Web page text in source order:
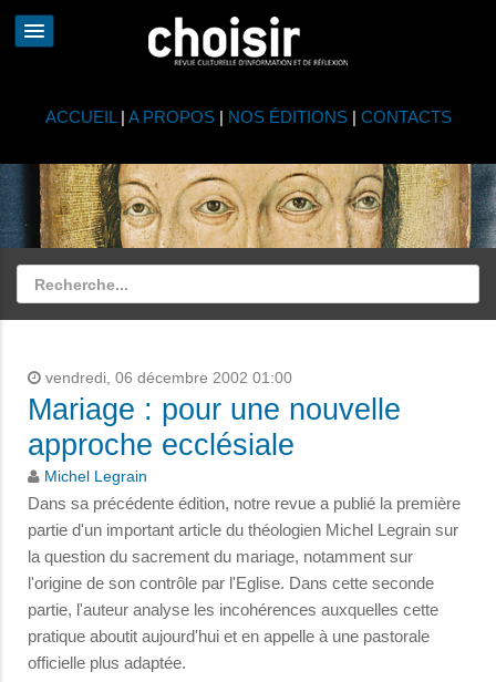
ACCUEIL | A PROPOS| NOS ÉDITIONS| CONTACTS
vendredi, 06 décembre 2002 01:00
Mariage : pour une nouvelle
approche ecclésiale
Michel Legrain
Dans sa précédente édition, notre revue a publié la première
partie d'un important article du théologien Michel Legrain sur
la question du sacrement du mariage, notamment sur
l'origine de son contrôle par l'Eglise. Dans cette seconde
partie, l'auteur analyse les incohérences auxquelles cette
pratique aboutit aujourd'hui et en appelle à une pastorale
officielle plus adaptée.